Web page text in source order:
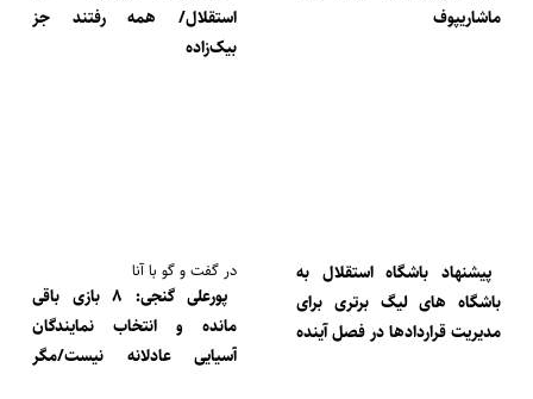
ماشاریپوف
استقلال/ همه رفتند جز
بیک‌زاده
پیشنهاد باشگاه استقلال به
باشگاه های لیگ برتری برای
مدیریت قراردادها در فصل آینده
در گفت و گو با آنا
پورعلی گنجی: ۸ بازی باقی
مانده و انتخاب نمایندگان
آسیایی عادلانه نیست/مگر